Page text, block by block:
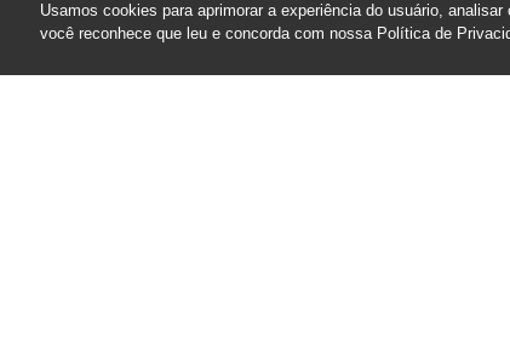
Usamos cookies para aprimorar a experiência do usuário,
você reconhece que leu e concorda com nossa Política de